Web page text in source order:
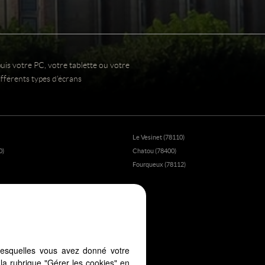
votre PC, votre tablette ou votre
types d'écrans
Le Vesinet (78110)
Chatou (78400)
Fourqueux (78112)
vous avez donné votre
rubrique "Gérer les cookies" en